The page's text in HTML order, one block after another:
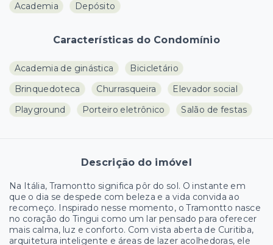
Academia Depósito
Características do Condomínio
Academia de ginástica
Bicicletário
Brinquedoteca
Churrasqueira
Elevador social
Playground
Porteiro eletrônico Salão de festas
Descrição do imóvel
Na Itália, Tramontto significa pôr do sol. O instante em
que o dia se despede com beleza e a vida convida ao
recomeço. Inspirado nesse momento, o Tramontto nasce
no coração do Tingui como um lar pensado para oferecer
mais calma, luz e conforto. Com vista aberta de Curitiba,
arquitetura inteligente e áreas de lazer acolhedoras, ele